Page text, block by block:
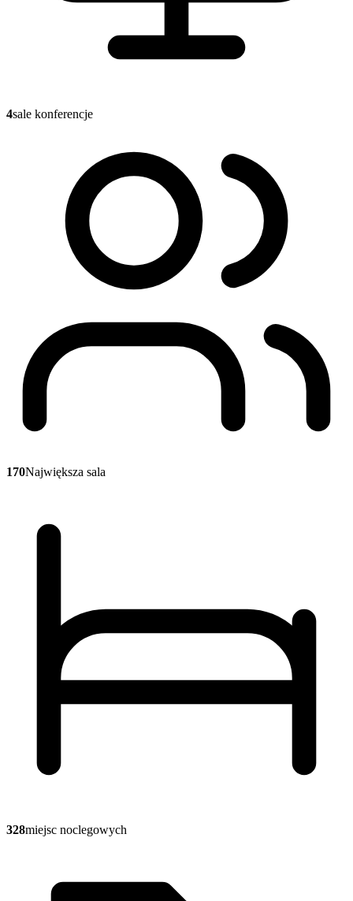
4sale konferencje
170Największa sala
328miejsc noclegowych